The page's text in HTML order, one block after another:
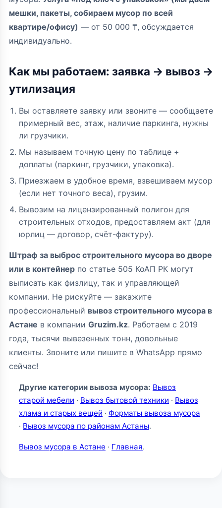
мешки, пакеты, собираем мусор по всей
квартире/офису) — от 50 000 ₸, обсуждается
индивидуально.
Как мы работаем: заявка → вывоз →
утилизация
Вы оставляете заявку или звоните — сообщаете
примерный вес, этаж, наличие паркинга, нужны
ли грузчики.
Мы называем точную цену по таблице +
доплаты (паркинг, грузчики, упаковка).
Приезжаем в удобное время, взвешиваем мусор
(если нет точного веса), грузим.
Вывозим на лицензированный полигон для
строительных отходов, предоставляем акт (для
юрлиц — договор, счёт-фактуру).
Штраф за выброс строительного мусора во дворе
или в контейнер по статье 505 КоАП РК могут
выписать как физлицу, так и управляющей
компании. Не рискуйте — закажите
профессиональный вывоз строительного мусора в
Астане в компании Gruzim.kz. Работаем с 2019
года, тысячи вывезенных тонн, довольные
клиенты. Звоните или пишите в WhatsApp прямо
сейчас!
Другие категории вывоза мусора: Вывоз
старой мебели · Вывоз бытовой техники · Вывоз
хлама и старых вещей · Форматы вывоза мусора
· Вывоз мусора по районам Астаны.
Вывоз мусора в Астане · Главная.